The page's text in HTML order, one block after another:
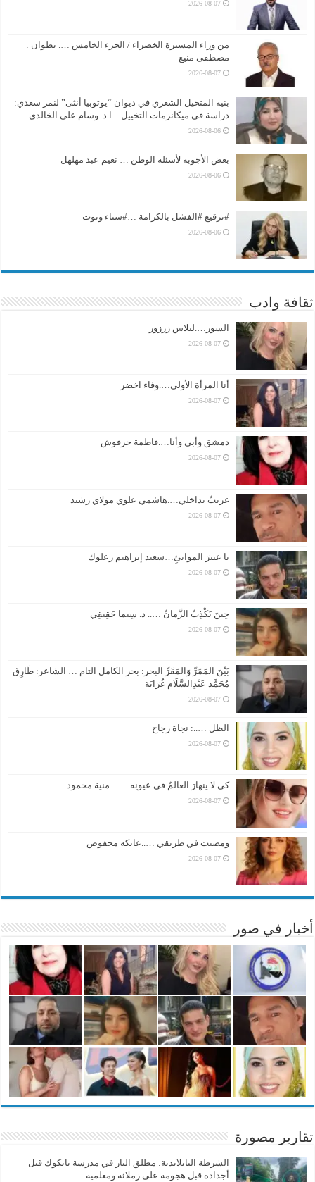
2026-08-07
من وراء المسيرة الخضراء / الجزء الخامس …. تطوان :
مصطفى منيغ
2026-08-07
بنية المتخيل الشعري في ديوان “يوتوبيا أنثى” لنمر سعدي:
دراسة في ميكانزمات التخييل…ا.د. وسام علي الخالدي
2026-08-06
بعض الأجوبة لأسئلة الوطن … نعيم عبد مهلهل
2026-08-06
#ترقيع #الفشل بالكرامة …#سناء وتوت
2026-08-06
ثقافة وادب
السور….ليلاس زرزور
2026-08-07
أنا المرأة الأولى….وفاء اخضر
2026-08-07
دمشق وأبي وأنا….فاطمة حرفوش
2026-08-07
غريبٌ بداخلي….هاشمي علوي مولاي رشيد
2026-08-07
يا عبيرَ الموانئِ…سعيد إبراهيم زعلوك
2026-08-07
حِينَ يَكْذِبُ الزَّمانُ ….. د. سِيما حَقِيقِي
2026-08-07
بَيْنَ المَمَرِّ وَالمَقَرِّ البحر: بحر الكامل التام … الشاعر: طَارِق
مُحَمَّد عَبْدِالسَّلَام غُرَابَة
2026-08-07
الظل …..: نجاة رجاح
2026-08-07
كي لا ينهارَ العالمُ في عيونِه…… منية محمود
2026-08-07
ومضيت في طريقي …..عاتكه محفوض
2026-08-07
أخبار في صور
تقارير مصورة
الشرطة التايلاندية: مطلق النار في مدرسة بانكوك قتل
أجداده قبل هجومه على زملائه ومعلميه